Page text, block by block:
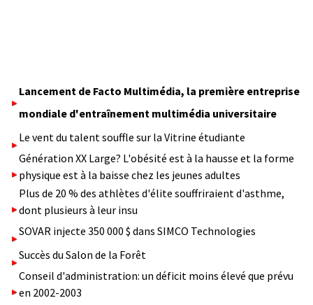
Lancement de Facto Multimédia, la première entreprise
mondiale d'entraînement multimédia universitaire
Le vent du talent souffle sur la Vitrine étudiante
Génération XX Large? L'obésité est à la hausse et la forme
physique est à la baisse chez les jeunes adultes
Plus de 20 % des athlètes d'élite souffriraient d'asthme,
dont plusieurs à leur insu
SOVAR injecte 350 000 $ dans SIMCO Technologies
Succès du Salon de la Forêt
Conseil d'administration: un déficit moins élevé que prévu
en 2002-2003